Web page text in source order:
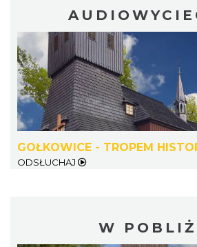
GOŁKOWICE - TROPEM
ODSŁUCHAJ
W